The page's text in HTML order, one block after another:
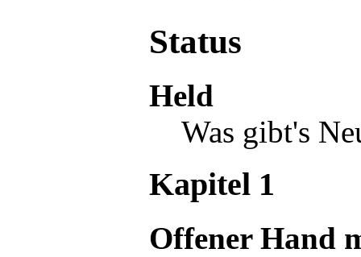
Status
Held
Was gibt's
Kapitel 1
Offener Hand